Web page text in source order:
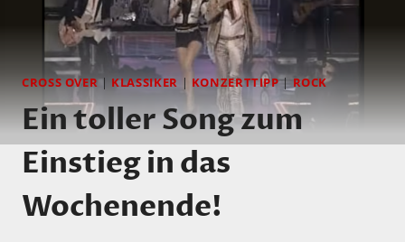
CROSS OVER| KLASSIKER | KONZERTTIPP|ROCK
Ein toller Song zum
Einstieg in das
Wochenende!